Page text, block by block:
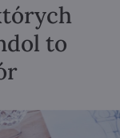
to